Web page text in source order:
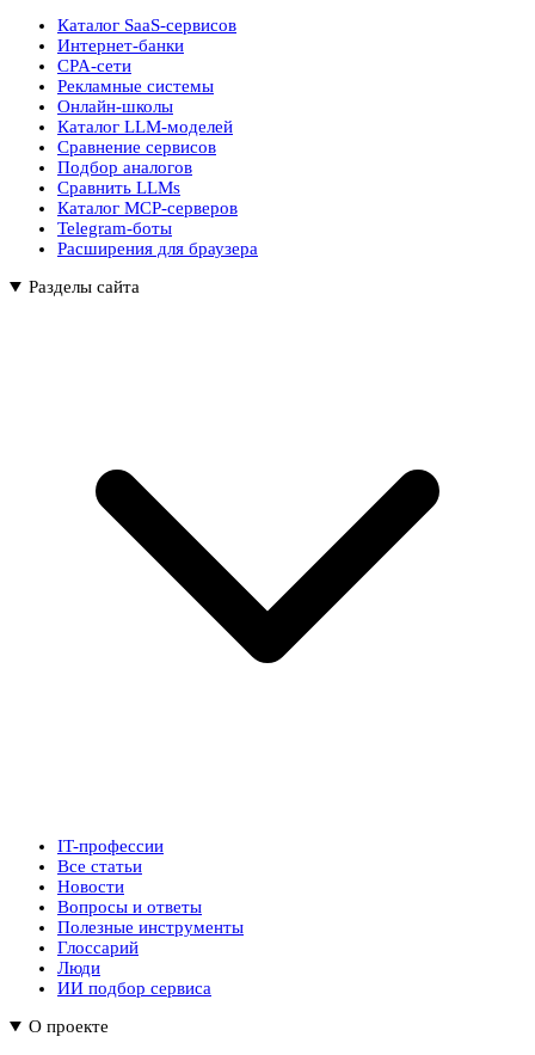
Каталог SaaS-сервисов
Интернет-банки
CPA-сети
Рекламные системы
Онлайн-школы
Каталог LLM-моделей
Сравнение сервисов
Подбор аналогов
Сравнить LLMs
Каталог MCP-серверов
Telegram-боты
Расширения для браузера
Разделы сайта
IT-профессии
Все статьи
Новости
Вопросы и ответы
Полезные инструменты
Глоссарий
Люди
ИИ подбор сервиса
О проекте